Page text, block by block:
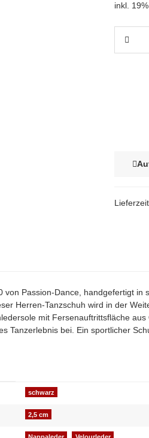
inkl.
Passion-Dance, handgefertigt
Herren-Tanzschuh wird in der
mit Fersenauftrittsfläche
Tanzerlebnis bei. Ein sportlicher
schwarz
2,5 cm